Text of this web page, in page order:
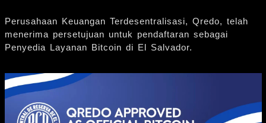
Perusahaan Keuangan Terdesentralisasi, Qredo, telah
menerima persetujuan untuk pendaftaran sebagai
Penyedia Layanan Bitcoin di El Salvador.